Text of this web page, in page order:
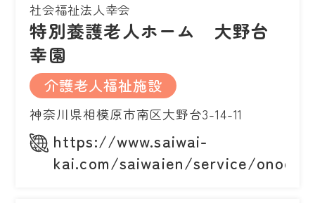
社会福祉法人幸会
特別養護老人ホーム 大野台
幸園
介護老人福祉施設
神奈川県相模原市南区大野台3-14-11
https://www.saiwai-
kai.com/saiwaien/service/